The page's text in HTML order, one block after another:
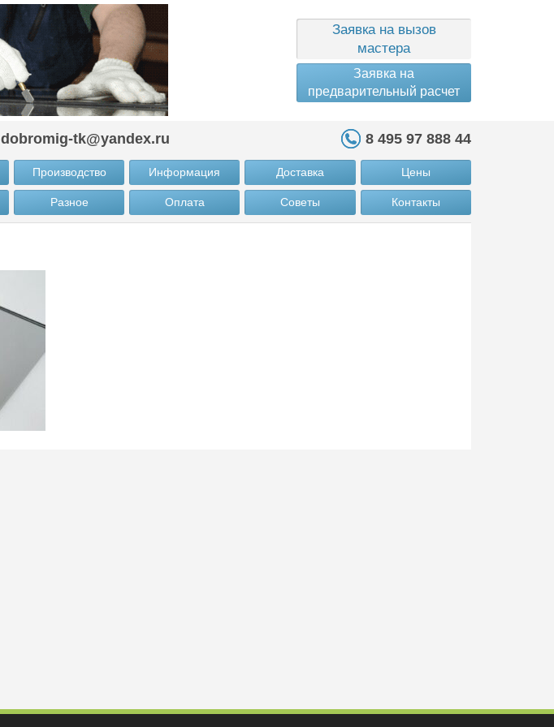
Заявка на вызов
мастера
Заявка на
предварительный расчет
dobromig-tk@yandex.ru 8 495 97 888 44
Производство Информация Доставка Цены
Разное Оплата Советы Контакты